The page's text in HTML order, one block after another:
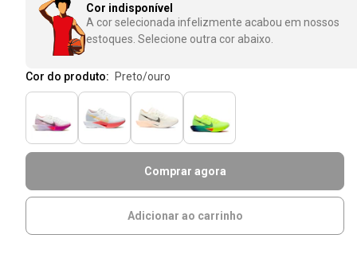
Cor indisponível
A cor selecionada infelizmente acabou em nossos
estoques. Selecione outra cor abaixo.
Cor do produto: preto/ouro
Comprar agora
Adicionar ao carrinho